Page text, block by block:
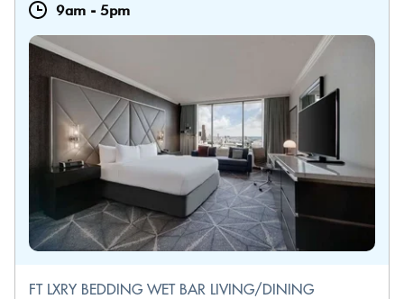
9am - 5pm
FT LXRY BEDDING WET BAR LIVING/DINING